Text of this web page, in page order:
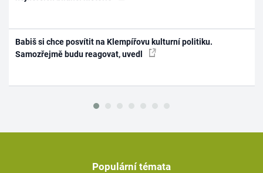
Babiš si chce posvítit na Klempířovu kulturní politiku.
Samozřejmě budu reagovat, uvedl
Populární témata